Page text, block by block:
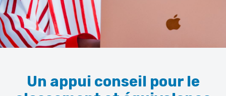
Un appui conseil pour le